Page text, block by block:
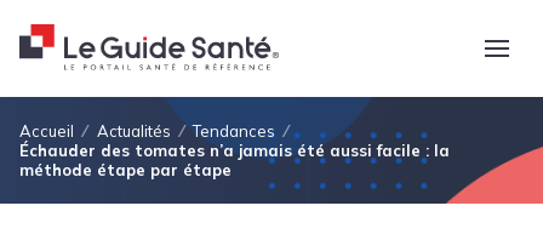
Fil d'Ariane
Accueil Actualités
Tendances
Échauder des tomates n’a jamais été aussi facile : la
méthode étape par étape